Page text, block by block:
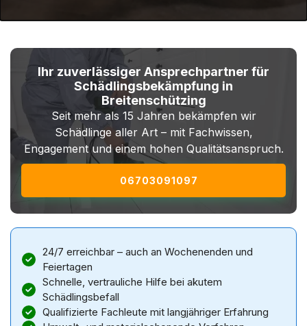
Ihr zuverlässiger Ansprechpartner für
Schädlingsbekämpfung in
Breitenschützing
Seit mehr als 15 Jahren bekämpfen wir
Schädlinge aller Art – mit Fachwissen,
Engagement und einem hohen Qualitätsanspruch.
06703091097
24/7 erreichbar – auch an Wochenenden und
Feiertagen
Schnelle, vertrauliche Hilfe bei akutem
Schädlingsbefall
Qualifizierte Fachleute mit langjähriger Erfahrung